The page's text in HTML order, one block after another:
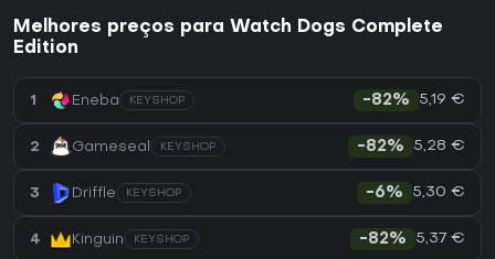
Melhores preços para Watch Dogs Complete
Edition
1 Eneba KEYSHOP -82% 5,19 €
2 Gameseal KEYSHOP -82% 5,28 €
3 Driffle KEYSHOP -6% 5,30 €
4 Kinguin KEYSHOP -82% 5,37 €